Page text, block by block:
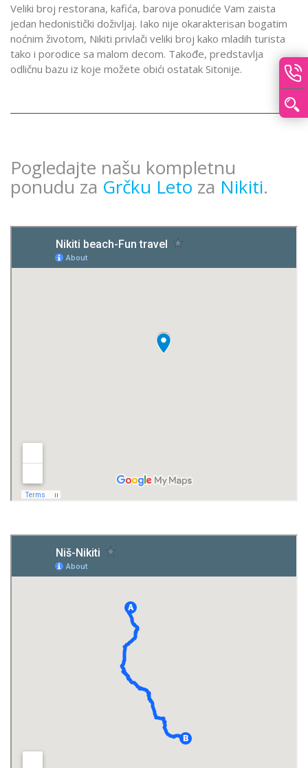
Veliki broj restorana, kafića, barova ponudiće Vam zaista
jedan hedonistički doživljaj. Iako nije okarakterisan bogatim
noćnim životom, Nikiti privlači veliki broj kako mladih turista
tako i porodice sa malom decom. Takođe, predstavlja
odličnu bazu iz koje možete obići ostatak Sitonije.
Pogledajte našu kompletnu
ponudu za Grčku Leto za Nikiti.